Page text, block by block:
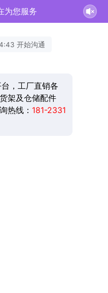
为您服务
开始沟通
，工厂直销各
架及仓储配件
热线： 181-2331